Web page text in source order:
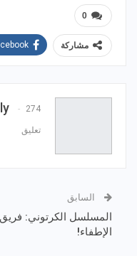
0
مشاركة
274 مشاركة
تعليق
السابق
المسلسل الكرتوني: فريق
الإطفاء!